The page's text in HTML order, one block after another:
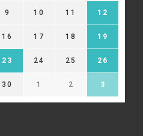
9 10 11 12
16 17 18 19
23 24 25 26
30 1 2 3